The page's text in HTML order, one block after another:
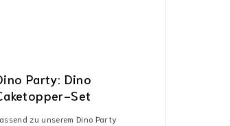
Party: Dino
Set
zu unserem Dino Party